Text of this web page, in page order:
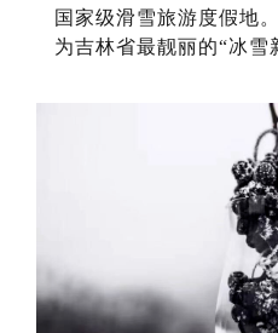
国家级滑雪旅游度假地
为吉林省最靓丽的“冰雪